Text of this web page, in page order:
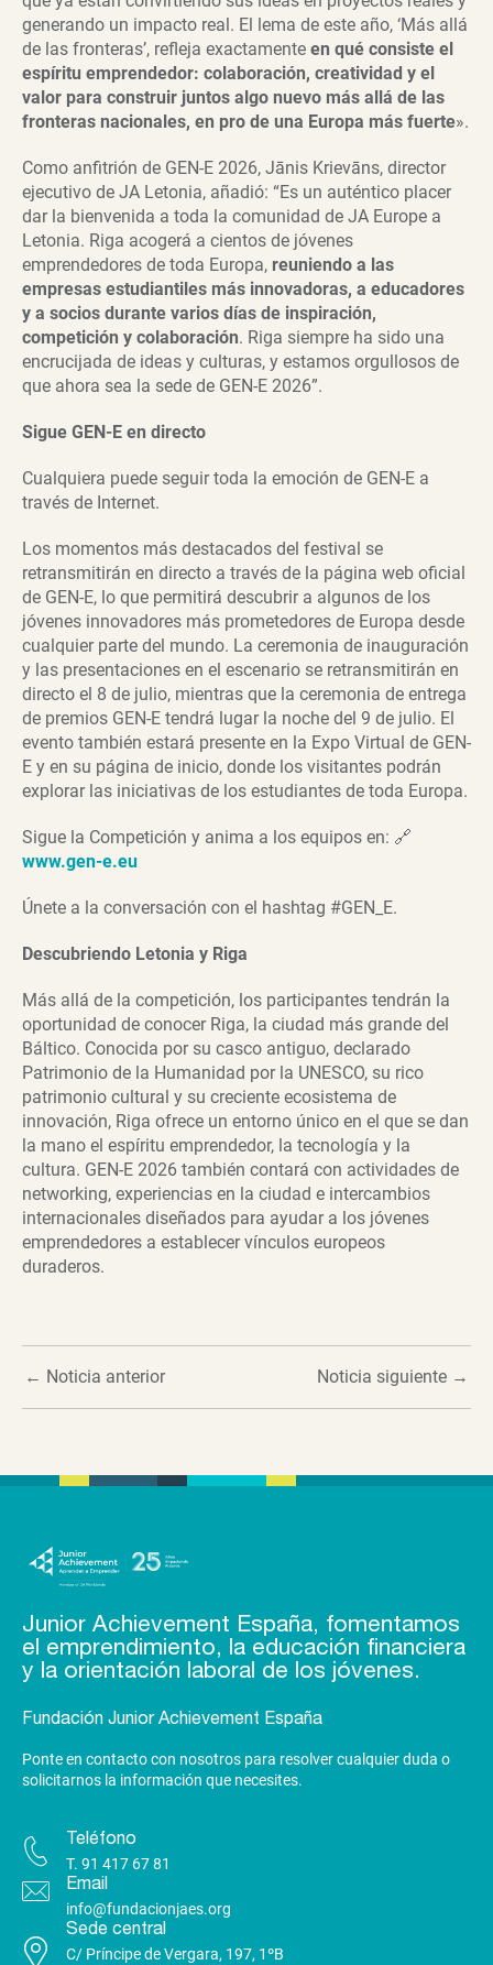
generando un impacto real. El lema de este año, ‘Más allá
de las fronteras’, refleja exactamente en qué consiste el
espíritu emprendedor: colaboración, creatividad y el
valor para construir juntos algo nuevo más allá de las
fronteras nacionales, en pro de una Europa más fuerte».
Como anfitrión de GEN-E 2026, Jānis Krievāns, director
ejecutivo de JA Letonia, añadió: “Es un auténtico placer
dar la bienvenida a toda la comunidad de JA Europe a
Letonia. Riga acogerá a cientos de jóvenes
emprendedores de toda Europa, reuniendo a las
empresas estudiantiles más innovadoras, a educadores
y a socios durante varios días de inspiración,
competición y colaboración. Riga siempre ha sido una
encrucijada de ideas y culturas, y estamos orgullosos de
que ahora sea la sede de GEN-E 2026”.
Sigue GEN-E en directo
Cualquiera puede seguir toda la emoción de GEN-E a
través de Internet.
Los momentos más destacados del festival se
retransmitirán en directo a través de la página web oficial
de GEN-E, lo que permitirá descubrir a algunos de los
jóvenes innovadores más prometedores de Europa desde
cualquier parte del mundo. La ceremonia de inauguración
y las presentaciones en el escenario se retransmitirán en
directo el 8 de julio, mientras que la ceremonia de entrega
de premios GEN-E tendrá lugar la noche del 9 de julio. El
evento también estará presente en la Expo Virtual de GEN-
E y en su página de inicio, donde los visitantes podrán
explorar las iniciativas de los estudiantes de toda Europa.
Sigue la Competición y anima a los equipos en: 🔗
www.gen-e.eu
Únete a la conversación con el hashtag #GEN_E.
Descubriendo Letonia y Riga
Más allá de la competición, los participantes tendrán la
oportunidad de conocer Riga, la ciudad más grande del
Báltico. Conocida por su casco antiguo, declarado
Patrimonio de la Humanidad por la UNESCO, su rico
patrimonio cultural y su creciente ecosistema de
innovación, Riga ofrece un entorno único en el que se dan
la mano el espíritu emprendedor, la tecnología y la
cultura. GEN-E 2026 también contará con actividades de
networking, experiencias en la ciudad e intercambios
internacionales diseñados para ayudar a los jóvenes
emprendedores a establecer vínculos europeos
duraderos.
← Noticia anterior Noticia siguiente →
Junior Achievement España, fomentamos
el emprendimiento, la educación financiera
y la orientación laboral de los jóvenes.
Fundación Junior Achievement España
Ponte en contacto con nosotros para resolver cualquier duda o
solicitarnos la información que necesites.
Teléfono
T. 91 417 67 81
Email
info@fundacionjaes.org
Sede central
C/ Príncipe de Vergara, 197, 1ºB